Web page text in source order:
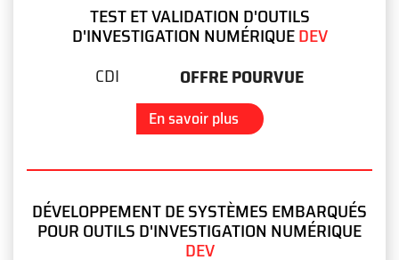
TEST ET VALIDATION D'OUTILS
D'INVESTIGATION NUMÉRIQUEDEV
CDI
OFFRE POURVUE
En savoir plus
DÉVELOPPEMENT DE SYSTÈMES EMBARQUÉS
POUR OUTILS D'INVESTIGATION NUMÉRIQUE
DEV